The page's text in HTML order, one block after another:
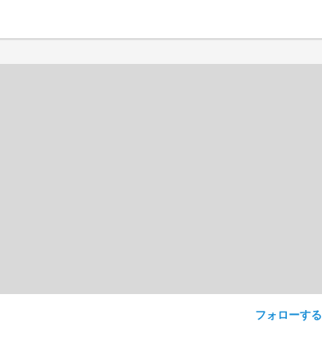
フォローする